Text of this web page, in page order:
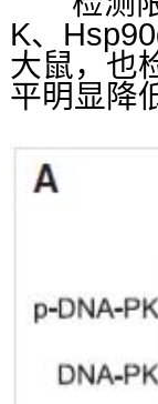
K、
大鼠，也
平明显降